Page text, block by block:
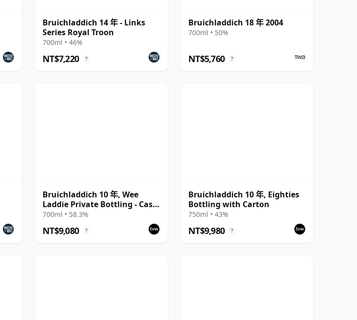
Bruichladdich 14 年 - Links
Series Royal Troon
700ml • 46%
NT$7,220 ?
Bruichladdich 18 年 2004
700ml • 50%
NT$5,760 ?
Bruichladdich 10 年, Wee
Laddie Private Bottling - Cask
#1609
700ml • 58.3%
NT$9,080 ?
Bruichladdich 10 年, Eighties
Bottling with Carton
750ml • 43%
NT$9,980 ?